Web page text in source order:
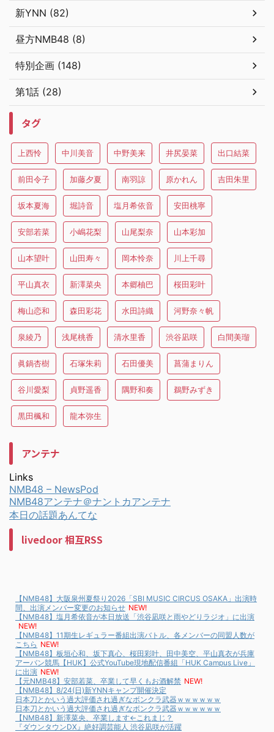
新YNN (82)
昼方NMB48 (8)
特別企画 (148)
第1話 (28)
タグ
上西怜 中川美音 中野美来 井尻晏菜 出口結菜
前田令子 加藤夕夏 南羽諒 原かれん 吉田朱里
坂本夏海 堀詩音 塩月希依音 安田桃寧
安部若菜 小嶋花梨 山尾梨奈 山本彩加
山本望叶 山田寿々 岡本怜奈 川上千尋
平山真衣 新澤菜央 本郷柚巴 桜田彩叶
梅山恋和 森田彩花 水田詩織 河野奈々帆
泉綾乃 浅尾桃香 清水里香 渋谷凪咲 白間美瑠
眞鍋杏樹 石塚朱莉 石田優美 菖蒲まりん
谷川愛梨 貞野遥香 隅野和奏 鵜野みずき
黒田楓和 龍本弥生
アンテナ
Links
NMB48 – NewsPod
NMB48アンテナ＠ナントカアンテナ
本日の話題あんてな
livedoor 相互RSS
【NMB48】大阪泉州夏祭り2026「SBI MUSIC CIRCUS OSAKA」出演時
間、出演メンバー変更のお知らせ NEW!
【NMB48】塩月希依音が本日放送「渋谷凪咲と雨やどりラジオ」に出演
NEW!
【NMB48】11期生レギュラー番組出演バトル、各メンバーの同盟人数が
こちら NEW!
【NMB48】板垣心和、坂下真心、桜田彩叶、田中美空、平山真衣が兵庫
アーバン競馬【HUK】公式YouTube現地配信番組「HUK Campus Live」
に出演 NEW!
【元NMB48】安部若菜、卒業して早くもお酒解禁 NEW!
【NMB48】8/24(日)新YNNキャンプ開催決定
日本刀とかいう過大評価され過ぎなボンクラ武器ｗｗｗｗｗｗ
日本刀とかいう過大評価され過ぎなボンクラ武器ｗｗｗｗｗｗ
【NMB48】新澤菜央、卒業します←これまじ？
『ダウンタウンDX』絶好調芸能人 渋谷凪咲が活躍